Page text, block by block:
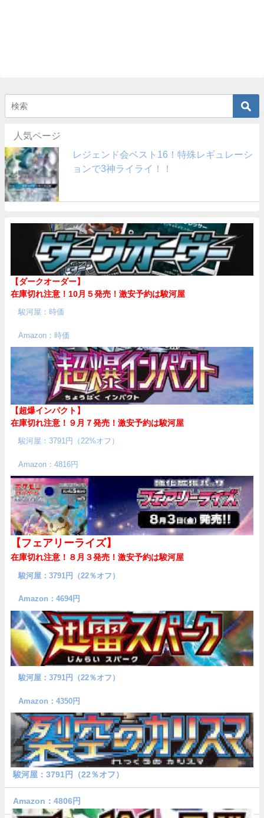
人気ページ
レジェンド会ベスト16！特殊レギュレーシ
ョンで3神ライライ！！
【ダークオーダー】
在庫切れ注意！10月５発売！ 激安予約は駿河屋
駿河屋：時価
Amazon：時価
【超爆インパクト】
在庫切れ注意！９月７発売！ 激安予約は駿河屋
駿河屋：3791円（22%オフ）
Amazon：4816円
【フェアリーライズ】
在庫切れ注意！８月３発売！ 激安予約は駿河屋
駿河屋：3791円（22％オフ）
Amazon：4694円
駿河屋：3791円（22％オフ）
Amazon：4350円
駿河屋：3791円（22％オフ）
Amazon：4806円